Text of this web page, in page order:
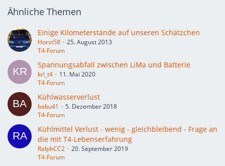
Ähnliche Themen
Einige Kilometerstände auf unseren Schätzchen
Horst58
25. August 2013
T4-Forum
Spannungsabfall zwischen LiMa und Batterie
krl_t4
11. Mai 2020
T4-Forum
Kühlwasserverlust
babu41
5. Dezember 2018
T4-Forum
Kühlmittel Verlust - wenig - gleichbleibend - Frage an
die mit T4-Lebenserfahrung
RalphCC2
20. September 2019
T4-Forum